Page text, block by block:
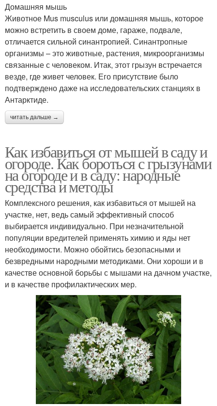
Домашняя мышь
Животное Mus musculus или домашняя мышь, которое
можно встретить в своем доме, гараже, подвале,
отличается сильной синантропией. Синантропные
организмы – это животные, растения, микроорганизмы
связанные с человеком. Итак, этот грызун встречается
везде, где живет человек. Его присутствие было
подтверждено даже на исследовательских станциях в
Антарктиде.
читать дальше →
Как избавиться от мышей в саду и
огороде. Как бороться с грызунами
на огороде и в саду: народные
средства и методы
Комплексного решения, как избавиться от мышей на
участке, нет, ведь самый эффективный способ
выбирается индивидуально. При незначительной
популяции вредителей применять химию и яды нет
необходимости. Можно обойтись безопасными и
безвредными народными методиками. Они хороши и в
качестве основной борьбы с мышами на дачном участке,
и в качестве профилактических мер.